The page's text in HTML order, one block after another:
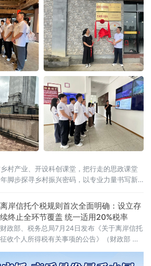
村产业、开设科创课堂，把行走的思政课堂
脚步探寻乡村振兴密码，以专业力量书写新
离岸信托个税规则首次全面明确：设立存
续终止全环节覆盖 统一适用20%税率
财政部、税务总局7月24日发布《关于离岸信托
征收个人所得税有关事项的公告》（财政部 税
务总局公告2026年第21号），首次系统明确离
岸信托设立、存续、终止清算全环节的个人所